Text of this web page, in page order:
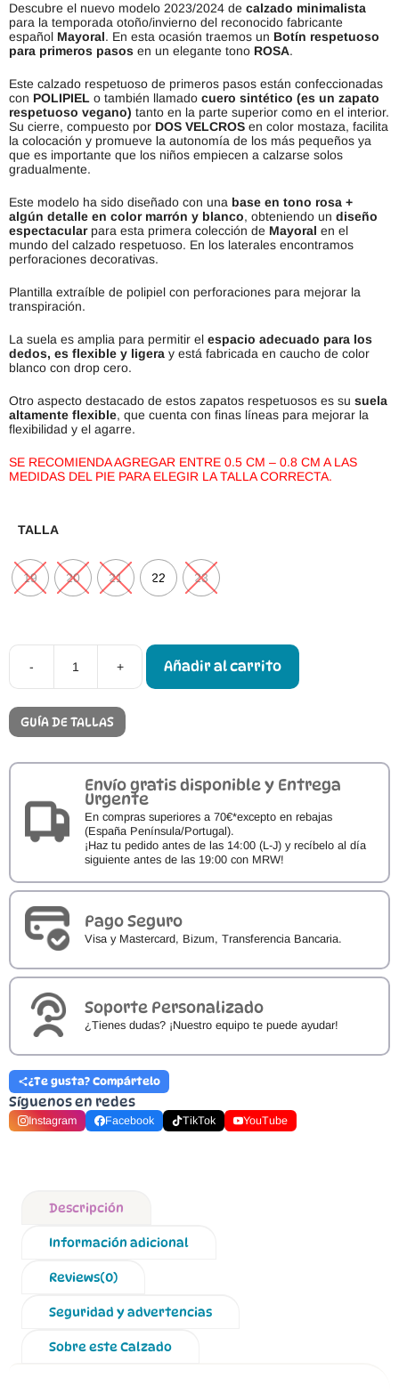
Descubre el nuevo modelo 2023/2024 de calzado minimalista
para la temporada otoño/invierno del reconocido fabricante
español Mayoral. En esta ocasión traemos un Botín respetuoso
para primeros pasos en un elegante tono ROSA.
Este calzado respetuoso de primeros pasos están confeccionadas
con POLIPIEL o también llamado cuero sintético (es un zapato
respetuoso vegano) tanto en la parte superior como en el interior.
Su cierre, compuesto por DOS VELCROS en color mostaza, facilita
la colocación y promueve la autonomía de los más pequeños ya
que es importante que los niños empiecen a calzarse solos
gradualmente.
Este modelo ha sido diseñado con una base en tono rosa +
algún detalle en color marrón y blanco, obteniendo un diseño
espectacularpara esta primera colección de Mayoral en el
mundo del calzado respetuoso. En los laterales encontramos
perforaciones decorativas.
Plantilla extraíble de polipiel con perforaciones para mejorar la
transpiración.
La suela es amplia para permitir el espacio adecuado para los
dedos, es flexible y ligera y está fabricada en caucho de color
blanco con drop cero.
Otro aspecto destacado de estos zapatos respetuosos es su suela
altamente flexible, que cuenta con finas líneas para mejorar la
flexibilidad y el agarre.
SE RECOMIENDA AGREGAR ENTRE 0.5 CM – 0.8 CM A LAS
MEDIDAS DEL PIE PARA ELEGIR LA TALLA CORRECTA.
TALLA
19 20 21 22 23
-
Calzado
Respetuoso
+ Añadir al carrito
GUÍA DE TALLAS
Envío gratis disponible y Entrega
Urgente
En compras superiores a 70€*excepto en rebajas
(España Península/Portugal).
¡Haz tu pedido antes de las 14:00 (L-J) y recíbelo al día
siguiente antes de las 19:00 con MRW!
Pago Seguro
Visa y Mastercard, Bizum, Transferencia Bancaria.
Soporte Personalizado
¿Tienes dudas? ¡Nuestro equipo te puede ayudar!
¿Te gusta? Compártelo
Síguenos en redes
Instagram Facebook TikTok YouTube
Descripción
Información adicional
Reviews(0)
Seguridad y advertencias
Sobre este Calzado